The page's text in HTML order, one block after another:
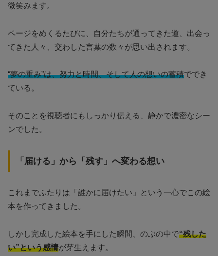
微笑みます。
ページをめくるたびに、自分たちが通ってきた道、出会っ
てきた人々、交わした言葉の数々が思い出されます。
“夢の重み”は、努力と時間、そして人の想いの蓄積ででき
ている。
そのことを視聴者にもしっかり伝える、静かで濃密なシー
ンでした。
「届ける」から「残す」へ変わる想い
これまでふたりは「誰かに届けたい」という一心でこの絵
本を作ってきました。
しかし完成した絵本を手にした瞬間、のぶの中で“残した
い”という感情が芽生えます。